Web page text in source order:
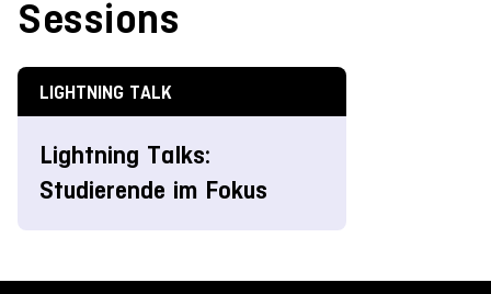
Sessions
LIGHTNING TALK
Lightning Talks:
Studierende im Fokus